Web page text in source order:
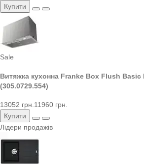
Купити
Sale
Витяжка кухонна Franke Box Flush Basic
(305.0729.554)
13052 грн.11960 грн.
Купити
Лідери продажів